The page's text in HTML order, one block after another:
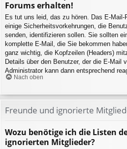
Forums erhalten!
Es tut uns leid, das zu hören. Das E-
einige Sicherheitsvorkehrungen, die
senden, identifizieren sollen. Sie sollten
komplette E-Mail, die Sie bekommen
ganz wichtig, die Kopfzeilen (Headers)
Details über den Benutzer, der die E-Mail
Administrator kann dann entsprechend
Nach oben
Freunde und ignorierte
Wozu benötige ich die Listen
ignorierten Mitglieder?